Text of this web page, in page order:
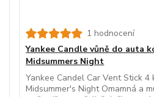
1 hodnocení
Yankee Candle vůně do auta
Midsummers Night
Yankee Candel Car Vent Stick 4
Midsummer's Night Omamná a